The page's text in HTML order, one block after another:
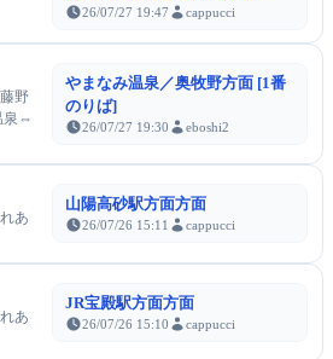
26/07/27 19:47 cappucci
野
泉⇔
やまなみ温泉／奥牧野方面 [1番
のりば]
26/07/27 19:30 eboshi2
あ
山陽高砂駅方面方面
26/07/26 15:11 cappucci
あ
JR宝殿駅方面方面
26/07/26 15:10 cappucci